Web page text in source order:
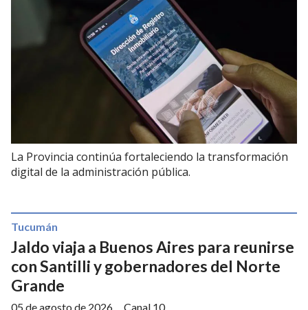
La Provincia continúa fortaleciendo la transformación
digital de la administración pública.
Jaldo viaja a Buenos Aires para reunirse
con Santilli y gobernadores del Norte
Grande
Canal 10
Tucumán
05 de agosto de 2026